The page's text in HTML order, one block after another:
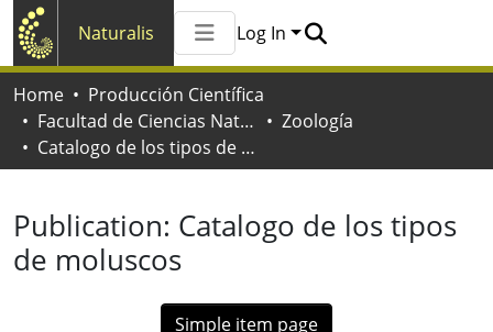
Naturalis
All of Naturalis
Log In
Home
Producción Científica
Facultad de Ciencias Naturales y Museo
Zoología
Catalogo de los tipos de moluscos
Publication: Catalogo de los tipos
de moluscos
Simple item page